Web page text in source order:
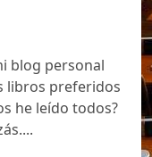
blog personal
libros preferidos
he leído todos?